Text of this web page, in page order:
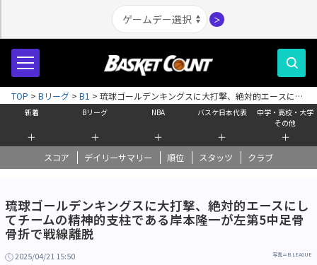
＞
新着
＋
Bリーグ
＋
NBA
＋
バスケ日本代表
＋
中学・高校・大学
その他
＋
スコア デイリーサマリー 順位 スタッツ クラブ
TOP > Bリーグ > B1 > 琉球ゴールデンキングスに大打撃、絶対的エースにし
てチームの精神的支柱である岸本隆一が左第5中足骨骨折で戦線離脱
琉球ゴールデンキングスに大打撃、絶対的エースにし
てチームの精神的支柱である岸本隆一が左第5中足骨
骨折で戦線離脱
2025/04/21 15:50 写真＝B.LEAGUE